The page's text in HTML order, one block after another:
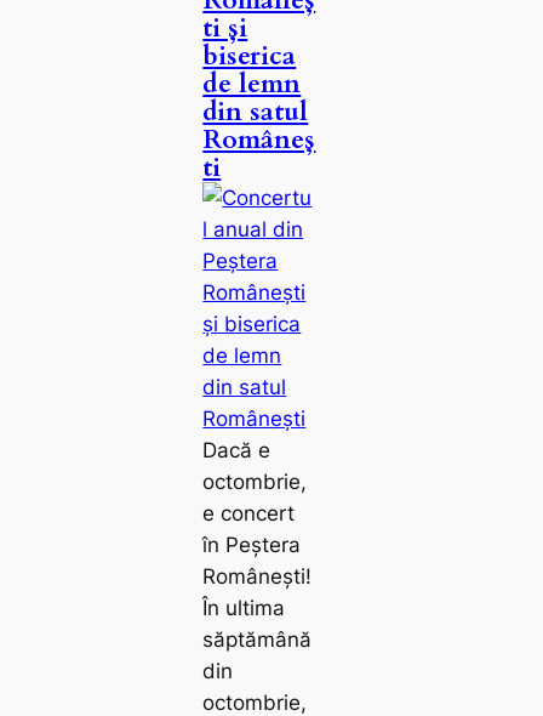
ti și
biserica
de lemn
din satul
Româneș
ti
Dacă e
octombrie,
e concert
în Peștera
Românești!
În ultima
săptămână
din
octombrie,